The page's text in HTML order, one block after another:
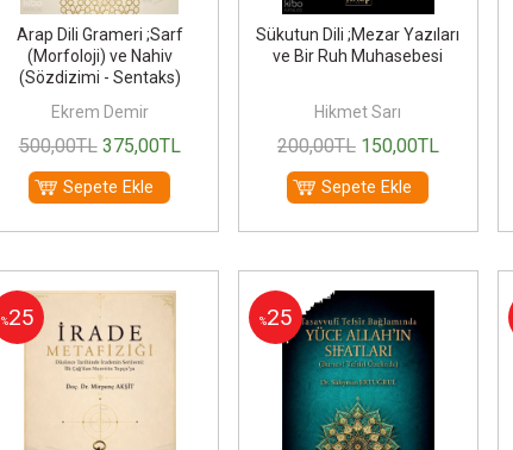
Arap Dili Grameri ;Sarf
(Morfoloji) ve Nahiv
(Sözdizimi - Sentaks)
Ekrem Demir
500,00TL 375,00TL
Sepete Ekle
Sükutun Dili ;Mezar Yazıları
ve Bir Ruh Muhasebesi
Hikmet Sarı
200,00TL 150,00TL
Sepete Ekle
%25 %25